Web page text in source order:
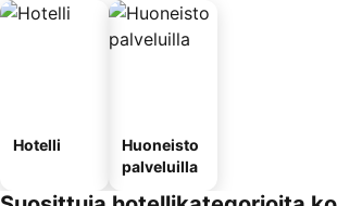
Hotelli
Huoneisto
palveluilla